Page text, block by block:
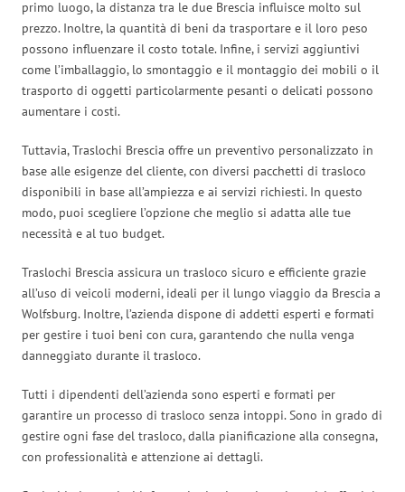
primo luogo, la distanza tra le due Brescia influisce molto sul
prezzo. Inoltre, la quantità di beni da trasportare e il loro peso
possono influenzare il costo totale. Infine, i servizi aggiuntivi
come l’imballaggio, lo smontaggio e il montaggio dei mobili o il
trasporto di oggetti particolarmente pesanti o delicati possono
aumentare i costi.
Tuttavia, Traslochi Brescia offre un preventivo personalizzato in
base alle esigenze del cliente, con diversi pacchetti di trasloco
disponibili in base all’ampiezza e ai servizi richiesti. In questo
modo, puoi scegliere l’opzione che meglio si adatta alle tue
necessità e al tuo budget.
Traslochi Brescia assicura un trasloco sicuro e efficiente grazie
all’uso di veicoli moderni, ideali per il lungo viaggio da Brescia a
Wolfsburg. Inoltre, l’azienda dispone di addetti esperti e formati
per gestire i tuoi beni con cura, garantendo che nulla venga
danneggiato durante il trasloco.
Tutti i dipendenti dell’azienda sono esperti e formati per
garantire un processo di trasloco senza intoppi. Sono in grado di
gestire ogni fase del trasloco, dalla pianificazione alla consegna,
con professionalità e attenzione ai dettagli.